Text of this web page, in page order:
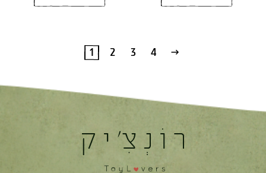
1 2 3 4 ←